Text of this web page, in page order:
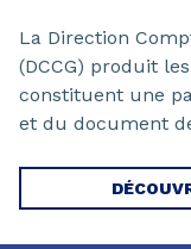
La Direction
(DCCG) produit
constituent une
et du document